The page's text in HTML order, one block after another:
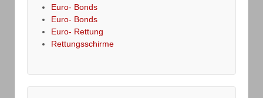
Euro- Bonds
Euro- Bonds
Euro- Rettung
Rettungsschirme